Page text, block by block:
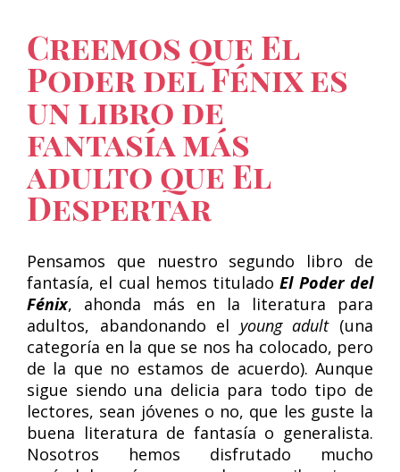
Creemos que El
Poder del Fénix es
un libro de
fantasía más
adulto que El
Despertar
Pensamos que nuestro segundo libro de
fantasía, el cual hemos tituladoEl Poder del
Fénix, ahonda más en la literatura para
adultos, abandonando el young adult(una
categoría en la que se nos ha colocado, pero
de la que no estamos de acuerdo). Aunque
sigue siendo una delicia para todo tipo de
lectores, sean jóvenes o no, que les guste la
buena literatura de fantasía o generalista.
Nosotros hemos disfrutado mucho